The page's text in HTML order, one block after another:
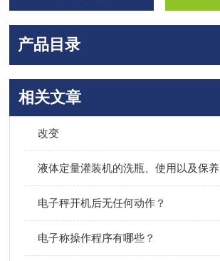
产品目录
相关文章
改变
液体定量灌装机的洗瓶、使用以及保养
电子秤开机后无任何动作？
电子称操作程序有哪些？